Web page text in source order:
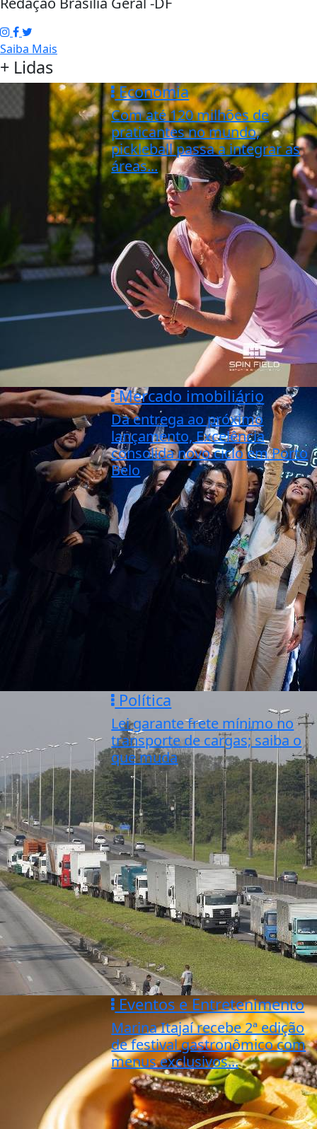
Saiba Mais
+ Lidas
Economia
Com até 120 milhões de
praticantes no mundo,
pickleball passa a integrar as
áreas...
Mercado imobiliário
Da entrega ao próximo
lançamento, Excelência
consolida novo ciclo em Porto
Belo
Política
Lei garante frete mínimo no
transporte de cargas; saiba o
que muda
Eventos e Entretenimento
Marina Itajaí recebe 2ª edição
de festival gastronômico com
menus exclusivos...